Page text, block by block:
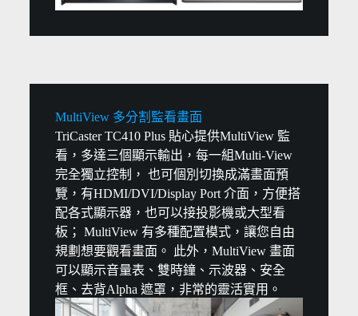
MultiView 多分割監看畫面
TriCaster TC410 Plus 貼心提供MultiView 監
看，多達三個顯示輸出，每一組Multi-View
完全獨立控制， 也可個別切換成滿畫面預
覽，有HDMI/DVI/Display Port 介面，方便搭
配各式顯示器，也可以接投影機或大型看
板； MultiView 有多種配置模式，讓您自由
規劃想要觀看畫面。 此外，MultiView 畫面
可以顯示音量表、雙時鐘、示波器、安全
框、去背Alpha 遮罩，非常的靈活實用。